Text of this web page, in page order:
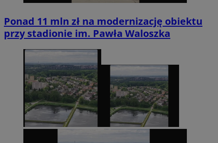
Ponad 11 mln zł na modernizację obiektu
przy stadionie im. Pawła Waloszka